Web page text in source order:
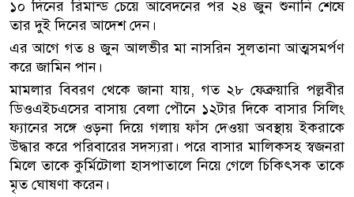
১০ দিনের রিমান্ড চেয়ে আবেদনের পর ২৪ জুন শুনানি শেষে
তার দুই দিনের আদেশ দেন।
এর আগে গত ৪ জুন আলভীর মা নাসরিন সুলতানা আত্মসমর্পণ
করে জামিন পান।
মামলার বিবরণ থেকে জানা যায়, গত ২৮ ফেব্রুয়ারি পল্লবীর
ডিওএইচএসের বাসায় বেলা পৌনে ১২টার দিকে বাসার সিলিং
ফ্যানের সঙ্গে ওড়না দিয়ে গলায় ফাঁস দেওয়া অবস্থায় ইকরাকে
উদ্ধার করে পরিবারের সদস্যরা। পরে বাসার মালিকসহ স্বজনরা
মিলে তাকে কুর্মিটোলা হাসপাতালে নিয়ে গেলে চিকিৎসক তাকে
মৃত ঘোষণা করেন।